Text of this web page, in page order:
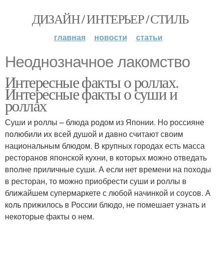
ДИЗАЙН / ИНТЕРЬЕР / СТИЛЬ
главная новости статьи
Неоднозначное лакомство
Интересные факты о роллах.
Интересные факты о суши и
роллах
Суши и роллы – блюда родом из Японии. Но россияне
полюбили их всей душой и давно считают своим
национальным блюдом. В крупных городах есть масса
ресторанов японской кухни, в которых можно отведать
вполне приличные суши. А если нет времени на походы
в ресторан, то можно приобрести суши и роллы в
ближайшем супермаркете с любой начинкой и соусов. А
коль прижилось в России блюдо, не помешает узнать и
некоторые факты о нем.